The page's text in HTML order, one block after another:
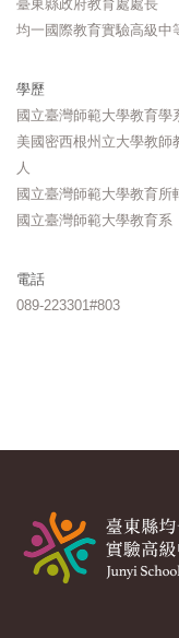
臺東縣政府教育處處長
均一國際教育實驗高級中
學歷
國立臺灣師範大學教育學
美國密西根州立大學教師
人
國立臺灣師範大學教育所
國立臺灣師範大學教育系
電話
089-223301#803